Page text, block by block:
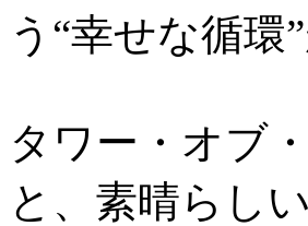
う“幸せな循
タワー・オブ
と、素晴らし